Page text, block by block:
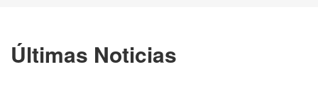
Últimas Noticias